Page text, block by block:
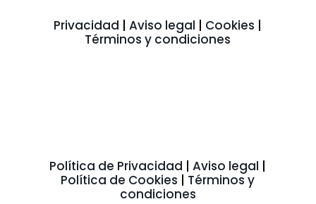
Privacidad |Aviso legal | Cookies |
Términos y condiciones
Política de Privacidad |Aviso legal |
Política de Cookies | Términos y
condiciones